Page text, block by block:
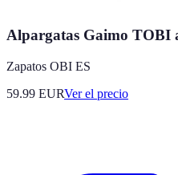
Alpargatas Gaimo TOBI
Zapatos OBI ES
59.99 EURVer el precio